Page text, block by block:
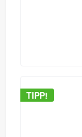
TIPP!